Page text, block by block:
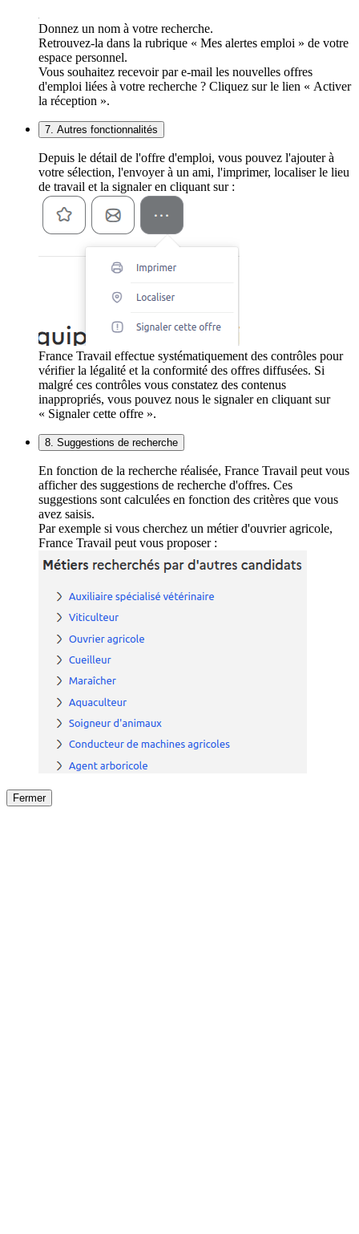
Donnez un nom à votre recherche.
Retrouvez-la dans la rubrique « Mes alertes emploi » de votre
espace personnel.
Vous souhaitez recevoir par e-mail les nouvelles offres
d'emploi liées à votre recherche ? Cliquez sur le lien « Activer
la réception ».
7. Autres fonctionnalités
Depuis le détail de l'offre d'emploi, vous pouvez l'ajouter à
votre sélection, l'envoyer à un ami, l'imprimer, localiser le lieu
de travail et la signaler en cliquant sur :
France Travail effectue systématiquement des contrôles pour
vérifier la légalité et la conformité des offres diffusées. Si
malgré ces contrôles vous constatez des contenus
inappropriés, vous pouvez nous le signaler en cliquant sur
« Signaler cette offre ».
8. Suggestions de recherche
En fonction de la recherche réalisée, France Travail peut vous
afficher des suggestions de recherche d'offres. Ces
suggestions sont calculées en fonction des critères que vous
avez saisis.
Par exemple si vous cherchez un métier d'ouvrier agricole,
France Travail peut vous proposer :
Fermer